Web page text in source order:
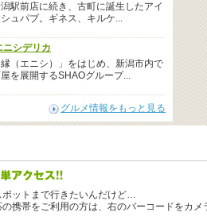
駅前店に続き、古町に誕生したアイ
シュパブ。ギネス、キルケ...
ニシデリカ
（エニシ）」をはじめ、新潟市内で
を展開するSHAOグループ...
グルメ情報をもっと見る
ポットまで行きたいんだけど…
携帯をご利用の方は、右のバーコードをカメ